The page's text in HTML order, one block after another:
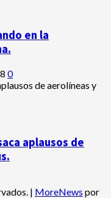
en la
0
aplausos de
| MoreNews por